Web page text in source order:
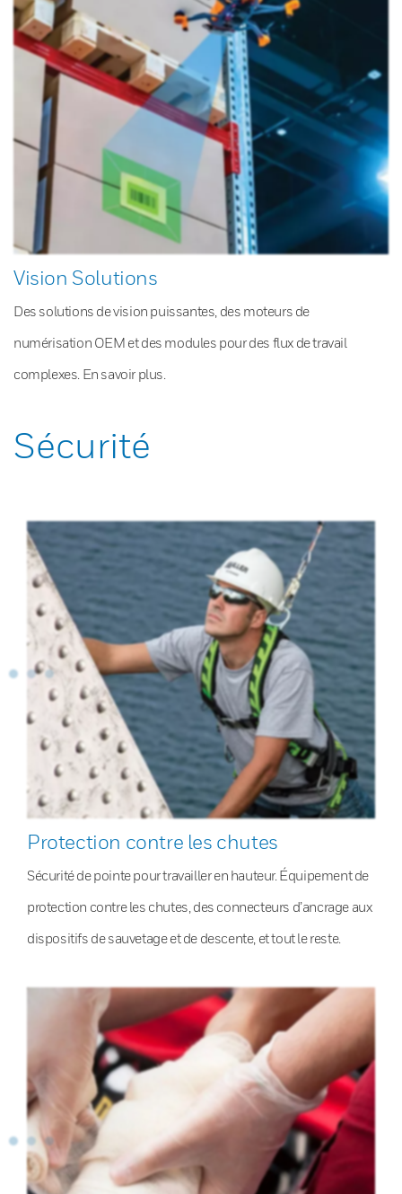
Vision Solutions
Des solutions de vision puissantes, des moteurs de
numérisation OEM et des modules pour des flux de travail
complexes. En savoir plus.
Sécurité
Protection contre les chutes
Sécurité de pointe pour travailler en hauteur. Équipement de
protection contre les chutes, des connecteurs d’ancrage aux
dispositifs de sauvetage et de descente, et tout le reste.